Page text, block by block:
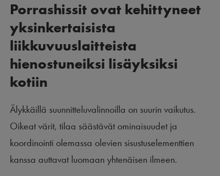
Porrashissit ovat kehittyneet
yksinkertaisista
liikkuvuuslaitteista
hienostuneiksi lisäyksiksi
kotiin
Älykkäillä suunnitteluvalinnoilla on suurin vaikutus.
Oikeat värit, tilaa säästävät ominaisuudet ja
koordinointi olemassa olevien sisustuselementtien
kanssa auttavat luomaan yhtenäisen ilmeen.